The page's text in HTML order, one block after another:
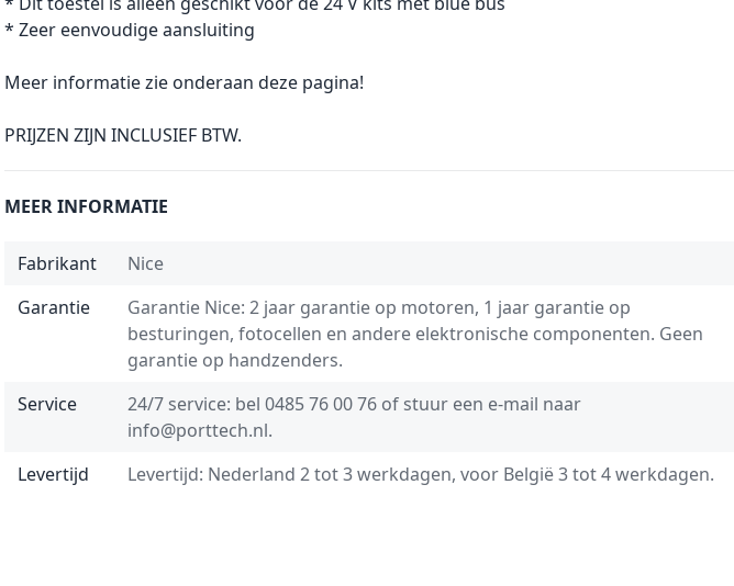
* Zeer eenvoudige aansluiting
Meer informatie zie onderaan deze pagina!
PRIJZEN ZIJN INCLUSIEF BTW.
MEER INFORMATIE
Fabrikant
Nice
Garantie
Garantie Nice: 2 jaar garantie op motoren, 1 jaar garantie op
besturingen, fotocellen en andere elektronische componenten. Geen
garantie op handzenders.
Service
24/7 service: bel 0485 76 00 76 of stuur een e-mail naar
info@porttech.nl.
Levertijd
Levertijd: Nederland 2 tot 3 werkdagen, voor België 3 tot 4 werkdagen.